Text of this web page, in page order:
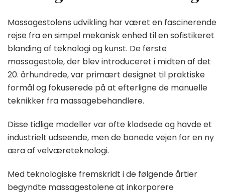
Massagestolens udvikling har været en fascinerende
rejse fra en simpel mekanisk enhed til en sofistikeret
blanding af teknologi og kunst. De første
massagestole, der blev introduceret i midten af det
20. århundrede, var primært designet til praktiske
formål og fokuserede på at efterligne de manuelle
teknikker fra massagebehandlere.
Disse tidlige modeller var ofte klodsede og havde et
industrielt udseende, men de banede vejen for en ny
æra af velværeteknologi.
Med teknologiske fremskridt i de følgende årtier
begyndte massagestolene at inkorporere